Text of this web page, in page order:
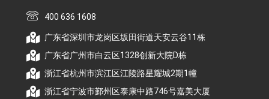
400 636 1608
广东省深圳市龙岗区坂田街道天安云谷11栋
广东省广州市白云区1328创新大院D栋
浙江省杭州市滨江区江陵路星耀城2期1幢
浙江省宁波市鄞州区泰康中路746号嘉美大厦